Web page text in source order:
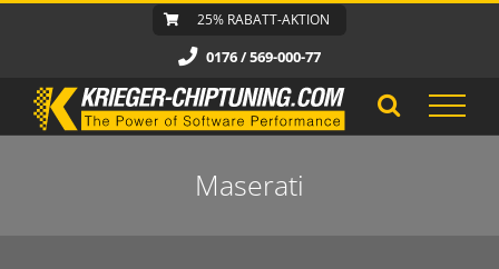
Zum
25% RABATT-AKTION
0176 / 569-000-77
Maserati